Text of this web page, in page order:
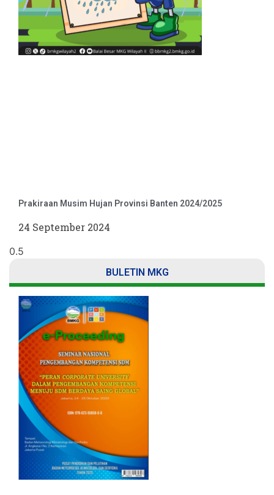
Prakiraan Musim Hujan Provinsi Banten 2024/2025
24 September 2024
BULETIN MKG